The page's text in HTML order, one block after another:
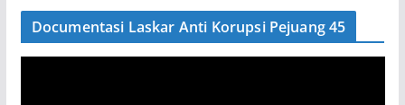
Documentasi Laskar Anti Korupsi Pejuang 45